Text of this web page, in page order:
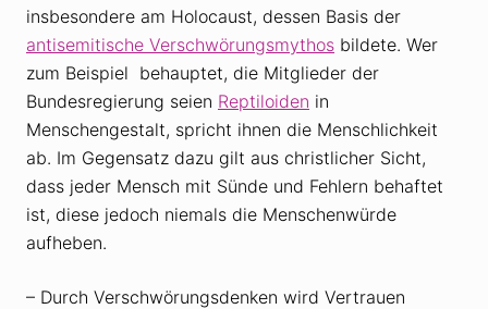
insbesondere am Holocaust, dessen Basis der
antisemitische Verschwörungsmythos bildete. Wer
zum Beispiel behauptet, die Mitglieder der
Bundesregierung seien Reptiloiden in
Menschengestalt, spricht ihnen die Menschlichkeit
ab. Im Gegensatz dazu gilt aus christlicher Sicht,
dass jeder Mensch mit Sünde und Fehlern behaftet
ist, diese jedoch niemals die Menschenwürde
aufheben.
– Durch Verschwörungsdenken wird Vertrauen